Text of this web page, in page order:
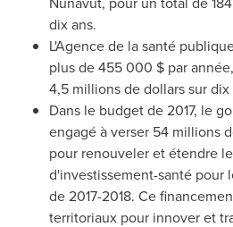
dix ans.
L'Agence de la santé
plus de 455 000 $ par
4,5 millions de dollars sur dix
Dans le budget de 2017, le
engagé à verser 54 millions
pour renouveler et étendre
d'investissement-santé pour
de 2017-2018. Ce
territoriaux pour innover et